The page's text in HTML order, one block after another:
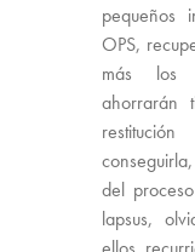
pequeños
OPS,
más los
ahorrarán
del
lapsus,